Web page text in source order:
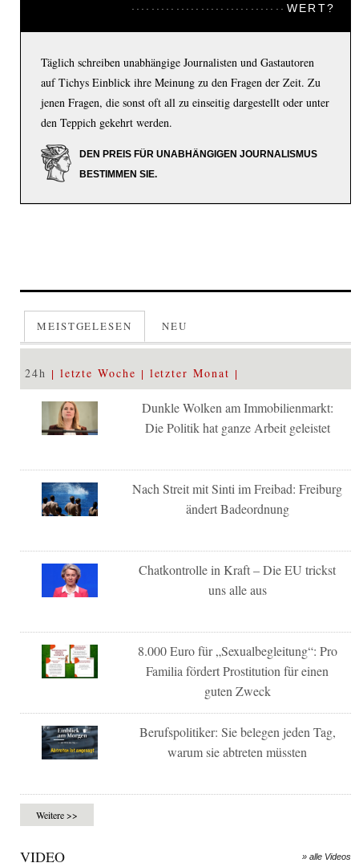
WERT?
Täglich schreiben unabhängige Journalisten und Gastautoren
auf Tichys Einblick ihre Meinung zu den Fragen der Zeit. Zu
jenen Fragen, die sonst oft all zu einseitig dargestellt oder unter
den Teppich gekehrt werden.
DEN PREIS FÜR UNABHÄNGIGEN JOURNALISMUS
BESTIMMEN SIE.
MEISTGELESEN NEU
24h letzte Woche letzter Monat
Dunkle Wolken am Immobilienmarkt:
Die Politik hat ganze Arbeit geleistet
Nach Streit mit Sinti im Freibad: Freiburg
ändert Badeordnung
Chatkontrolle in Kraft – Die EU trickst
uns alle aus
8.000 Euro für „Sexualbegleitung“: Pro
Familia fördert Prostitution für einen
guten Zweck
Berufspolitiker: Sie belegen jeden Tag,
warum sie abtreten müssten
Weitere >>
VIDEO » alle Videos